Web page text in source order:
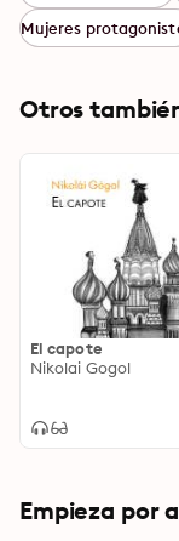
Mujeres
Otros
El capote
Nikolai Gogol
Empieza por